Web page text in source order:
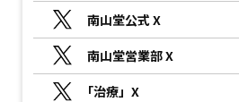
南山堂公式 X
南山堂営業部 X
「治療」X